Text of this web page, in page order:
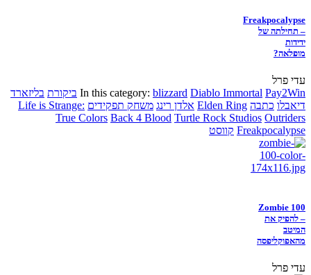
Freakpocalypse
– תחילתה של
ידידות
מופלאה?
עדי פרל
In this category: blizzard Diablo Immortal Pay2Win ביקורת בליזארד
דיאבלו כתבה Elden Ring אלדן רינג משחק תפקידים Life is Strange:
True Colors Back 4 Blood Turtle Rock Studios Outriders
Freakpocalypse קווסט
Zombie 100
– להפיק את
המיטב
מהאפוקליפסה
עדי פרל